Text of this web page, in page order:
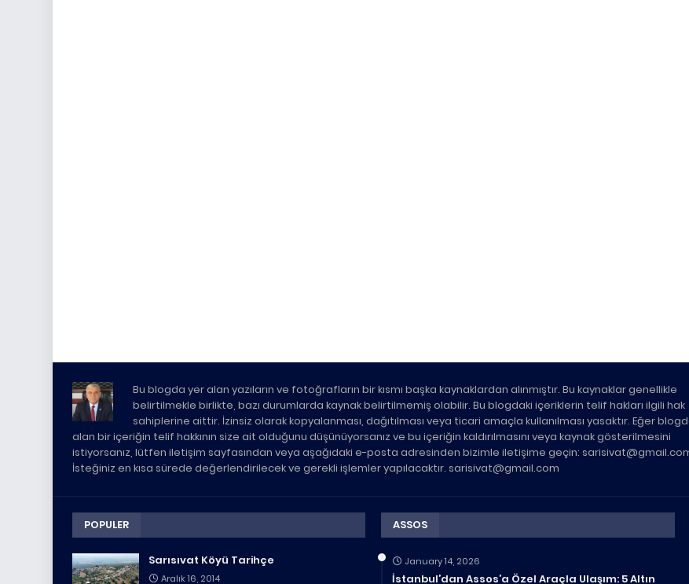
Bu blogda yer alan yazıların ve fotoğrafların bir kısmı başka kaynaklardan alınmıştır. Bu kaynaklar genellikle
belirtilmekle birlikte, bazı durumlarda kaynak belirtilmemiş olabilir. Bu blogdaki içeriklerin telif hakları ilgili hak
sahiplerine aittir. İzinsiz olarak kopyalanması, dağıtılması veya ticari amaçla kullanılması yasaktır. Eğer
alan bir içeriğin telif hakkının size ait olduğunu düşünüyorsanız ve bu içeriğin kaldırılmasını veya kaynak gösterilmesini
istiyorsanız, lütfen iletişim sayfasından veya aşağıdaki e-posta adresinden bizimle iletişime geçin:
İsteğiniz en kısa sürede değerlendirilecek ve gerekli işlemler yapılacaktır. sarisivat@gmail.com
POPULER
Sarısıvat Köyü Tarihçe
Aralık 16, 2014
ASSOS
January 14, 2026
İstanbul’dan Assos’a Özel Araçla Ulaşım: 5 Altın